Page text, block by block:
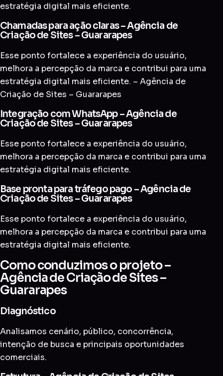
estratégia digital mais eficiente.
Chamadas para ação claras – Agência de
Criação de Sites – Guararapes
Esse ponto fortalece a experiência do usuário,
melhora a percepção da marca e contribui para uma
estratégia digital mais eficiente. – Agência de
Criação de Sites – Guararapes
Integração com WhatsApp – Agência de
Criação de Sites – Guararapes
Esse ponto fortalece a experiência do usuário,
melhora a percepção da marca e contribui para uma
estratégia digital mais eficiente.
Base pronta para tráfego pago – Agência de
Criação de Sites – Guararapes
Esse ponto fortalece a experiência do usuário,
melhora a percepção da marca e contribui para uma
estratégia digital mais eficiente.
Como conduzimos o projeto –
Agência de Criação de Sites –
Guararapes
Diagnóstico
Analisamos cenário, público, concorrência,
intenção de busca e principais oportunidades
comerciais.